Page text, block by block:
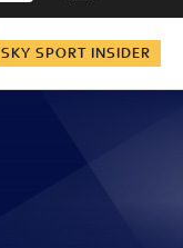
SKY SPORT INSIDER